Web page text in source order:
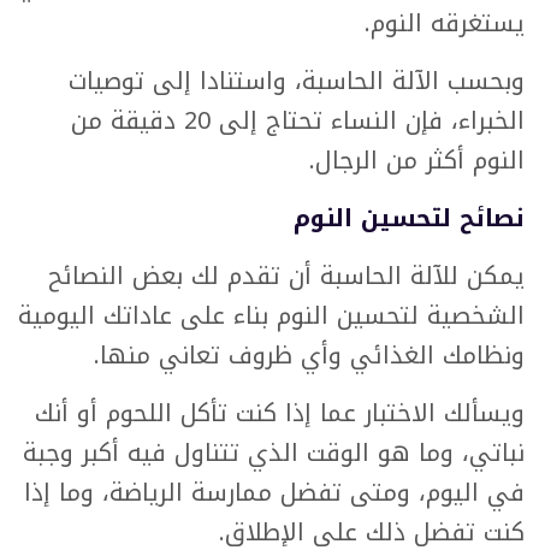
يستغرقه النوم.
وبحسب الآلة الحاسبة، واستنادا إلى توصيات
الخبراء، فإن النساء تحتاج إلى 20 دقيقة من
النوم أكثر من الرجال.
نصائح لتحسين النوم
يمكن للآلة الحاسبة أن تقدم لك بعض النصائح
الشخصية لتحسين النوم بناء على عاداتك اليومية
ونظامك الغذائي وأي ظروف تعاني منها.
ويسألك الاختبار عما إذا كنت تأكل اللحوم أو أنك
نباتي، وما هو الوقت الذي تتناول فيه أكبر وجبة
في اليوم، ومتى تفضل ممارسة الرياضة، وما إذا
كنت تفضل ذلك على الإطلاق.